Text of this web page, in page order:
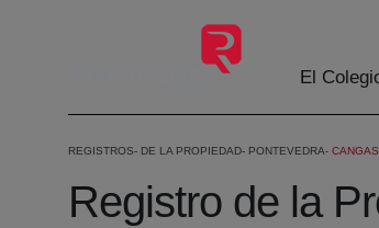
El
REGISTROS DE LA PROPIEDAD PONTEVEDRA CANGAS
Registro de la